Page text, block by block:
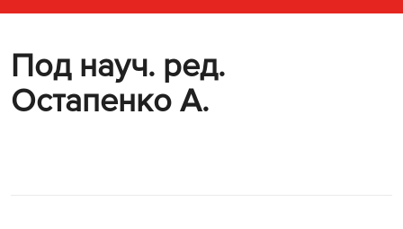
Под науч. ред.
Остапенко А.